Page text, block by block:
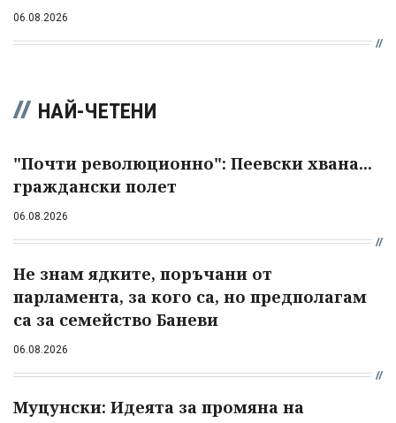
06.08.2026
НАЙ-ЧЕТЕНИ
"Почти революционно": Пеевски хвана...
граждански полет
06.08.2026
Не знам ядките, поръчани от
парламента, за кого са, но предполагам
са за семейство Баневи
06.08.2026
Муцунски: Идеята за промяна на